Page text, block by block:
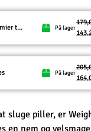
t... På lager
På lager
sluge piller, er